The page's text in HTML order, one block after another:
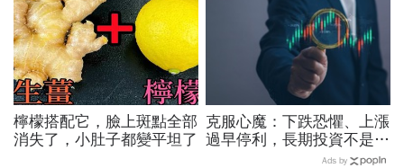
檸檬搭配它，臉上斑點全部
消失了，小肚子都變平坦了
克服心魔：下跌恐懼、上漲
過早停利，長期投資不是每
天看股價，而是定期看生意
Ads by